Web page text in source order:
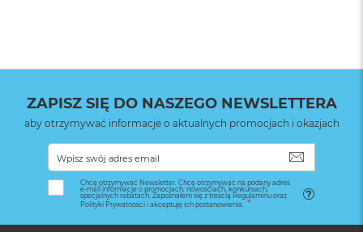
ZAPISZ SIĘ DO NASZEGO NEWSLETTERA
aby otrzymywać informacje o aktualnych promocjach i okazjach
Chcę otrzymywać Newsletter. Chcę otrzymywać na podany adres
e-mail informacje o promocjach, nowościach, konkursach,
specjalnych rabatach. Zapoznałem się z treścią Regulaminu oraz
Polityki Prywatności i akceptuję ich postanowienia.